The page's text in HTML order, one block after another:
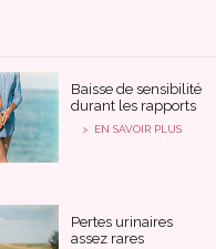
Baisse de sensibilité
durant les rapports
EN SAVOIR PLUS
Pertes urinaires
assez rares